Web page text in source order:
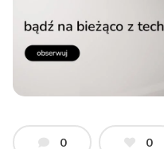
0 0